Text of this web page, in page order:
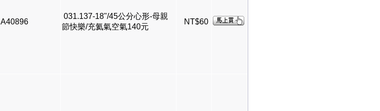
A40896
031.137-18"/45公分心形-母親
節快樂/充氦氣空氣140元
NT$60